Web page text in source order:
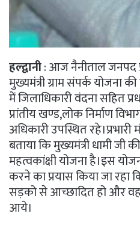
हल्द्वानी: आज नैनीताल जनपद
मुख्यमंत्री ग्राम संपर्क योजना
में जिलाधिकारी वंदना सहित
प्रांतीय खण्ड,लोक निर्माण
अधिकारी उपस्थित रहे।प्रभारी
बताया कि मुख्यमंत्री धामी जी
महत्वकांक्षी योजना है।इस
करने का प्रयास किया जा रहा
सड़को से आच्छादित हो और
आये।